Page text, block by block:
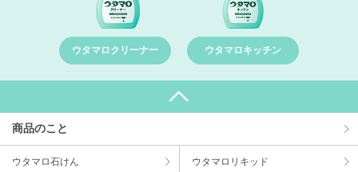
ウタマロクリーナー ウタマロキッチン
商品のこと
ウタマロ⽯けん ウタマロリキッド